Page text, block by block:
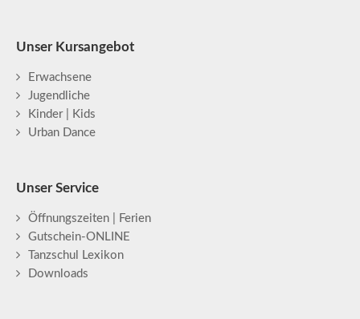
Unser Kursangebot
Erwachsene
Jugendliche
Kinder | Kids
Urban Dance
Unser Service
Öffnungszeiten | Ferien
Gutschein-ONLINE
Tanzschul Lexikon
Downloads